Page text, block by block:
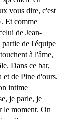
vous dire, c'est
Et comme
de Jean-
de l'équipe
à l'âme,
Dans ce bar,
et de Pine d'ours.
intime
je parle, je
le moment. On